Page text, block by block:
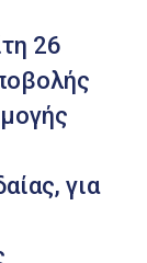
26
για